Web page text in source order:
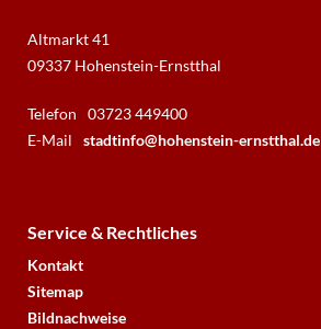
Altmarkt 41
09337 Hohenstein-Ernstthal
Telefon
03723 449400
E-Mail
stadtinfo@hohenstein-ernstthal.de
Service & Rechtliches
Kontakt
Sitemap
Bildnachweise